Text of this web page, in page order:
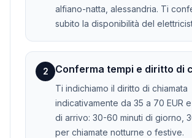
alfiano-natta, alessandria. Ti
subito la disponibilità del
2 Conferma tempi e diritto di
Ti indichiamo il diritto di chiamata
indicativamente da 35 a 70 EUR
di arrivo: 30-60 minuti di giorno,
per chiamate notturne o festive.